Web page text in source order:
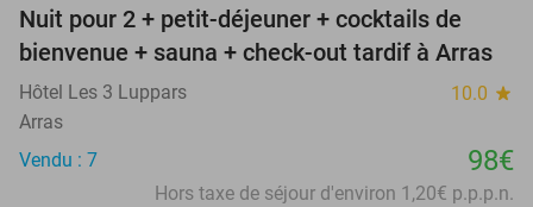
Nuit pour 2 + petit-déjeuner + cocktails de
bienvenue + sauna + check-out tardif à Arras
Hôtel Les 3 Luppars 10.0 star
Arras
Vendu : 7
98€
Hors taxe de séjour d'environ 1,20€ p.p.p.n.